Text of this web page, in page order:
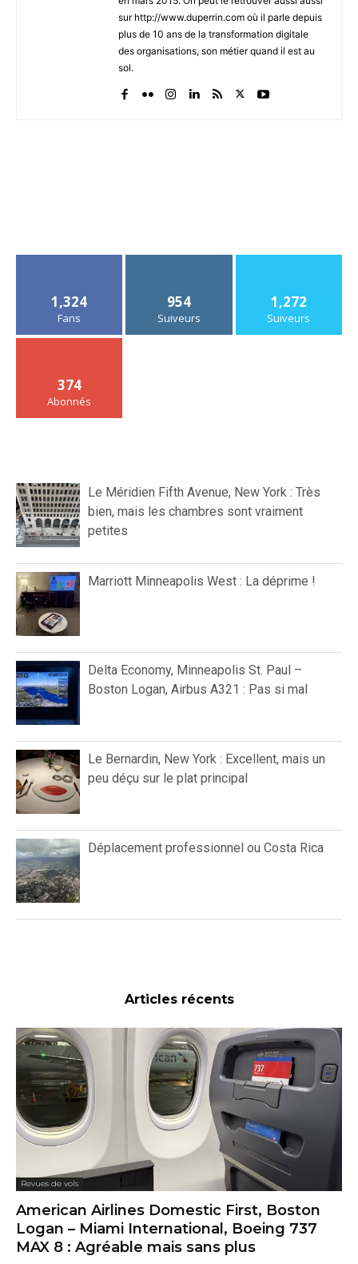
sur http://www.duperrin.com où il parle depuis
plus de 10 ans de la transformation digitale
des organisations, son métier quand il est au
sol.
1,324
Fans
954
Suiveurs
1,272
Suiveurs
374
Abonnés
Le Méridien Fifth Avenue, New York : Très
bien, mais les chambres sont vraiment
petites
Marriott Minneapolis West : La déprime !
Delta Economy, Minneapolis St. Paul –
Boston Logan, Airbus A321 : Pas si mal
Le Bernardin, New York : Excellent, mais un
peu déçu sur le plat principal
Déplacement professionnel ou Costa Rica
Articles récents
Revues de vols
American Airlines Domestic First, Boston
Logan – Miami International, Boeing 737
MAX 8 : Agréable mais sans plus